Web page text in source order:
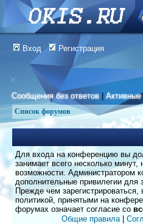
Вход Регистрация
Сообщения без ответов |
Список форумов
Для входа на конференцию вы
занимает всего несколько
возможности. Администратором
дополнительные привилегии для
Прежде чем
политикой, принятыми на
форумах означает согласие со
Общие правила|